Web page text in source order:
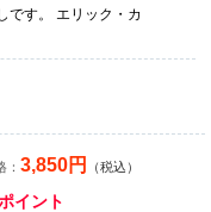
です。 エリック・カ
：3,850円 （税込）
イント